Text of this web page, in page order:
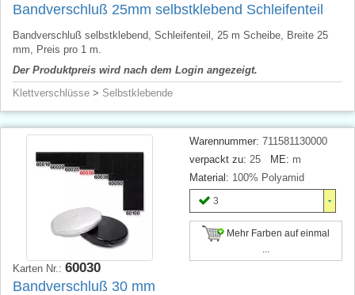
Bandverschluß 25mm selbstklebend Schleifenteil
Bandverschluß selbstklebend, Schleifenteil, 25 m Scheibe, Breite 25
mm, Preis pro 1 m.
Der Produktpreis wird nach dem Login angezeigt.
Klettverschlüsse > Selbstklebende
Warennummer: 711581130000
verpackt zu: 25 ME: m
Material: 100% Polyamid
3
Mehr Farben auf einmal
Karten Nr.: 60030
Bandverschluß 30 mm